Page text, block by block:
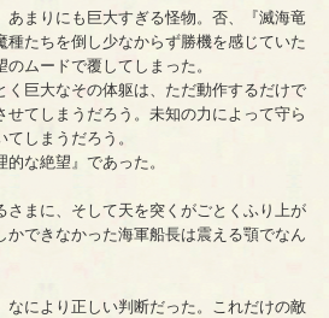
まりにも巨大すぎる怪物。否、『滅海竜
種たちを倒し少なからず勝機を感じていた
ムードで覆してしまった。
巨大なその体躯は、ただ動作するだけで
せてしまうだろう。未知の力によって守ら
しまうだろう。
な絶望』であった。
まに、そして天を突くがごとくふり上が
かできなかった海軍船長は震える顎でなん
により正しい判断だった。これだけの敵